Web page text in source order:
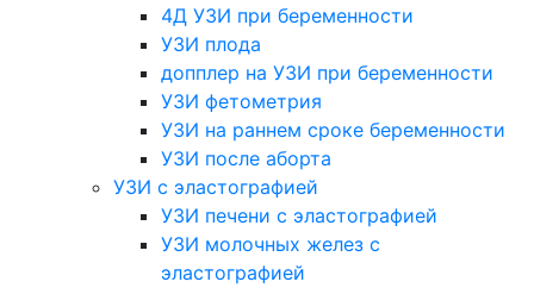
4Д УЗИ при беременности
УЗИ плода
допплер на УЗИ при беременности
УЗИ фетометрия
УЗИ на раннем сроке беременности
УЗИ после аборта
УЗИ с эластографией
УЗИ печени с эластографией
УЗИ молочных желез с
эластографией